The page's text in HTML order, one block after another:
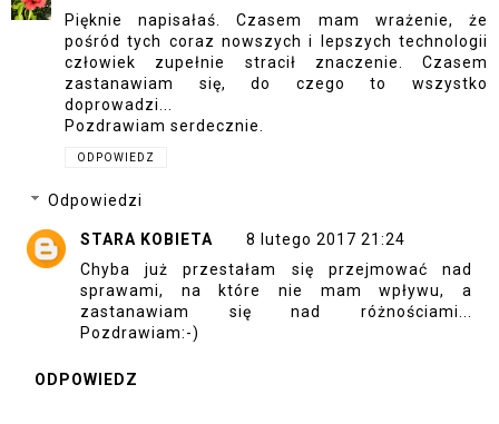
Pięknie napisałaś. Czasem mam wrażenie, że
pośród tych coraz nowszych i lepszych technologii
człowiek zupełnie stracił znaczenie. Czasem
zastanawiam się, do czego to wszystko
doprowadzi...
Pozdrawiam serdecznie.
ODPOWIEDZ
Odpowiedzi
STARA KOBIETA
8 lutego 2017 21:24
Chyba już przestałam się przejmować nad
sprawami, na które nie mam wpływu, a
zastanawiam się nad różnościami...
Pozdrawiam:-)
ODPOWIEDZ